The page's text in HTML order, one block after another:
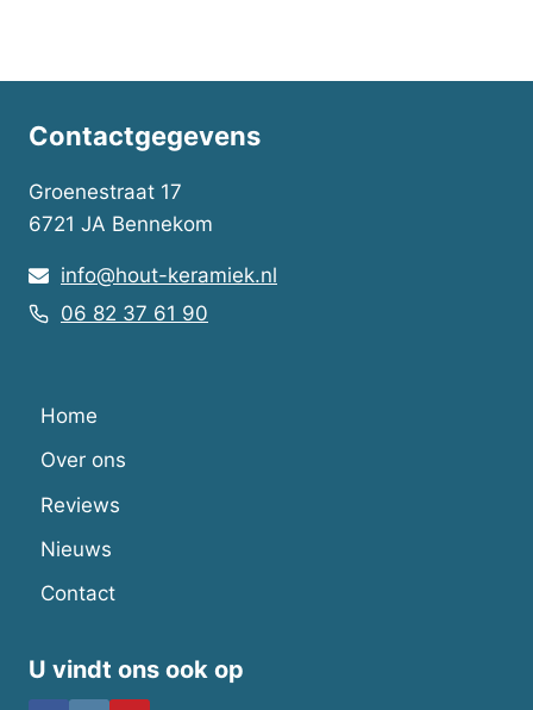
Contactgegevens
Groenestraat 17
6721 JA Bennekom
info@hout-keramiek.nl
06 82 37 61 90
Home
Over ons
Reviews
Nieuws
Contact
U vindt ons ook op